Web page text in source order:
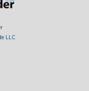
LLC